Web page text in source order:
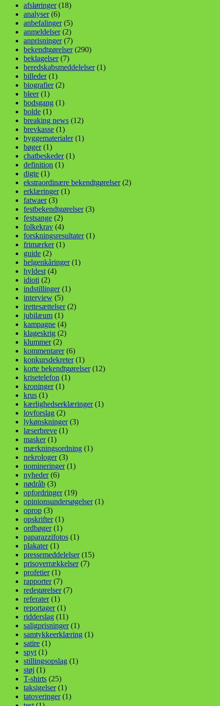
afsløringer(18)
analyser(6)
anbefalinger(5)
anmeldelser(2)
anprisninger(7)
bekendtgørelser(290)
beklagelser(7)
beredskabsmeddelelser(1)
billeder(1)
biografier(2)
bleer(1)
bodsgang (1)
bolde (1)
breaking news (12)
brevkasse (1)
byggematerialer(1)
bøger(1)
chatbeskeder(1)
definition (1)
digte (1)
ekstraordinære bekendtgørelser(2)
erklæringer(1)
fatwaer(3)
festbekendtgørelser(3)
festsange (2)
folkekrav (4)
forskningsresultater(1)
frimærker(1)
guide (2)
helgenkåringer(1)
hyldest (4)
idioti (2)
indstillinger(1)
interview (5)
irettesættelser(2)
jubilæum (1)
kampagne (4)
klageskrig (2)
klummer(2)
kommentarer(6)
konkursdekreter(1)
korte bekendtgørelser(12)
krisetelefon (1)
kroninger(1)
krus (1)
kærlighedserklæringer(1)
lovforslag (2)
lykønskninger(3)
læserbreve (1)
masker(1)
mærkningsordning (1)
nekrologer(3)
nomineringer(1)
nyheder(6)
nødråb (3)
opfordringer(19)
opinionsundersøgelser(1)
oprop (3)
opskrifter(1)
ordbøger(1)
paparazzifotos (1)
plakater(1)
pressemeddelelser(15)
prisoverrækkelser(7)
profetier(1)
rapporter(7)
redegørelser(7)
referater(1)
reportager(1)
ridderslag (11)
saligprisninger(1)
samtykkeerklæring (1)
satire (1)
spyt (1)
stillingsopslag (1)
støj (1)
T-shirts (25)
taksigelser(1)
tatoveringer(1)